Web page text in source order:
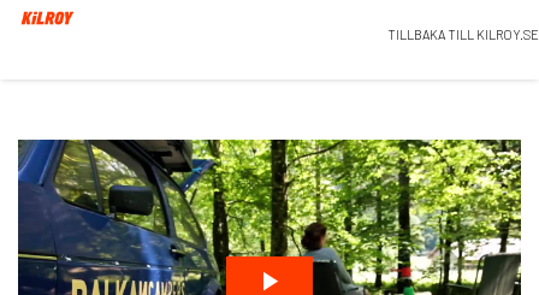
TILLBAKA TILL KILROY.SE